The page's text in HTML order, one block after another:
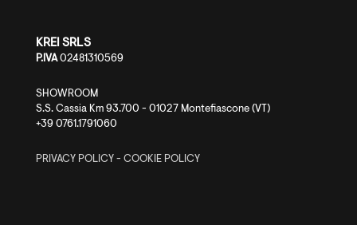
KREI SRLS
P.IVA02481310569
SHOWROOM
S.S. Cassia Km 93.700 - 01027 Montefiascone (VT)
+39 0761.1791060
PRIVACY POLICY - COOKIE POLICY